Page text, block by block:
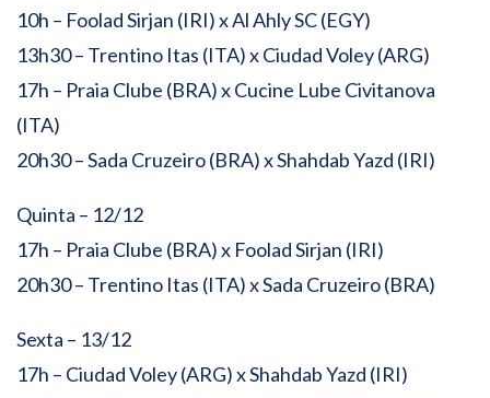
10h – Foolad Sirjan (IRI) x Al Ahly SC (EGY)
13h30 – Trentino Itas (ITA) x Ciudad Voley (ARG)
17h – Praia Clube (BRA) x Cucine Lube Civitanova
(ITA)
20h30 – Sada Cruzeiro (BRA) x Shahdab Yazd (IRI)
Quinta – 12/12
17h – Praia Clube (BRA) x Foolad Sirjan (IRI)
20h30 – Trentino Itas (ITA) x Sada Cruzeiro (BRA)
Sexta – 13/12
17h – Ciudad Voley (ARG) x Shahdab Yazd (IRI)